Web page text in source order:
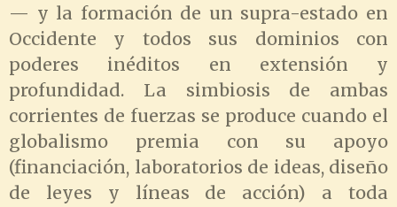
— y la formación de un supra-estado en
Occidente y todos sus dominios con
poderes inéditos en extensión y
profundidad. La simbiosis de ambas
corrientes de fuerzas se produce cuando el
globalismo premia con su apoyo
(financiación, laboratorios de ideas, diseño
de leyes y líneas de acción) a toda